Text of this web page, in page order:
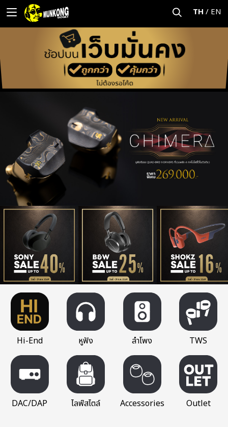
TH / EN
Hi-End หูฟัง ลำโพง TWS
DAC/DAP ไลฟ์สไตล์ Accessories Outlet